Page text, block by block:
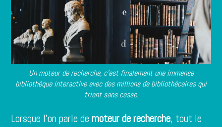
Un moteur de recherche, c’est finalement une immense
bibliothèque interactive avec des millions de bibliothécaires qui
trient sans cesse.
Lorsque l’on parle demoteur de recherche, tout le